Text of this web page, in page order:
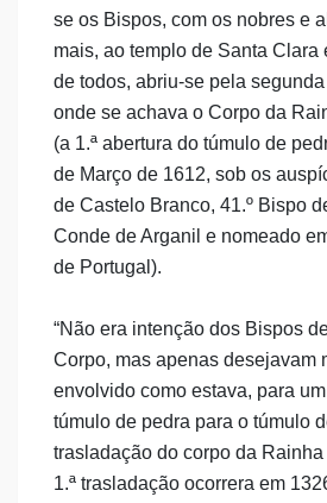
se os Bispos, com os nobres e
mais, ao templo de Santa Clara
de todos, abriu-se pela
onde se achava o Corpo da
(a 1.ª abertura do túmulo de
de Março de 1612, sob os
de Castelo Branco, 41.º Bispo
Conde de Arganil e nomeado
de Portugal).
“Não era intenção dos Bispos
Corpo, mas apenas desejavam
envolvido como estava, para
túmulo de pedra para o túmulo
trasladação do corpo da
1.ª trasladação ocorrera em